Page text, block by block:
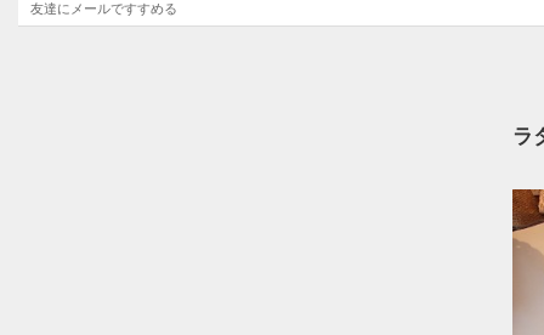
友達にメールですすめる
ラ